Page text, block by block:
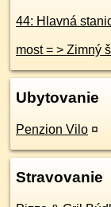
most = >
Ubytovanie
Penzion Vilo ¤
Stravovanie